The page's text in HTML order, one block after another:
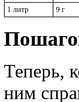
1 литр
9 г
Теперь,
ним